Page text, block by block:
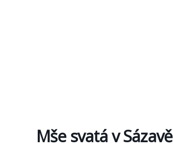
Mše svatá v Sázavě